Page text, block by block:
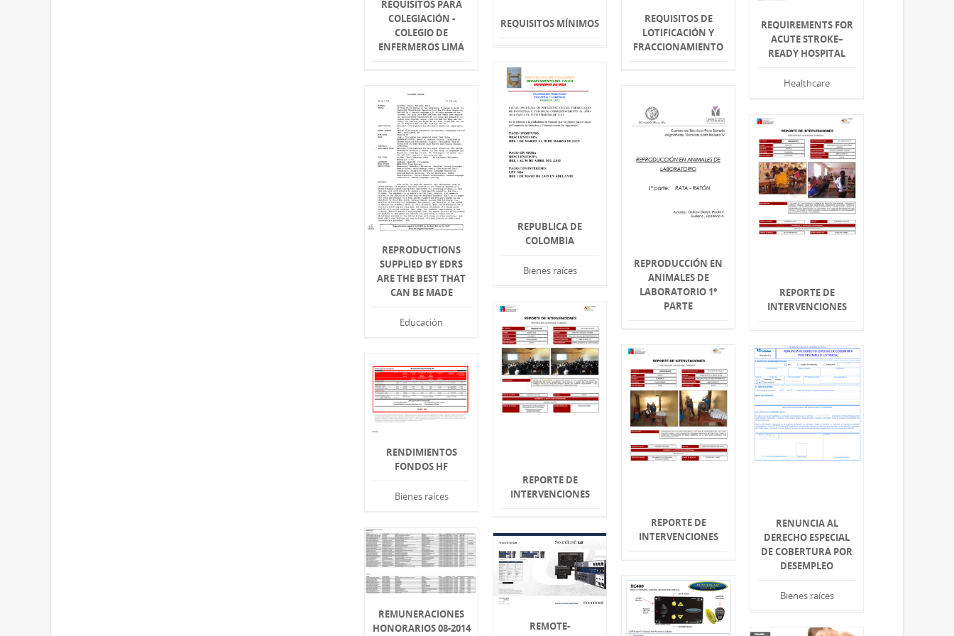
REQUISITOS PARA
COLEGIACIÓN -
COLEGIO DE
ENFERMEROS LIMA
REQUISITOS MÍNIMOS
REQUISITOS DE
LOTIFICACIÓN Y
FRACCIONAMIENTO
REQUIREMENTS FOR
ACUTE STROKE–
READY HOSPITAL
Healthcare
REPUBLICA DE
COLOMBIA
Bienes raíces
REPRODUCTIONS
SUPPLIED BY EDRS
ARE THE BEST THAT
CAN BE MADE
Educación
REPRODUCCIÓN EN
ANIMALES DE
LABORATORIO 1°
PARTE
REPORTE DE
INTERVENCIONES
REPORTE DE
INTERVENCIONES
REPORTE DE
INTERVENCIONES
RENUNCIA AL
DERECHO ESPECIAL
DE COBERTURA POR
DESEMPLEO
Bienes raíces
RENDIMIENTOS
FONDOS HF
Bienes raíces
REMUNERACIONES
HONORARIOS 08-2014
REMOTE-